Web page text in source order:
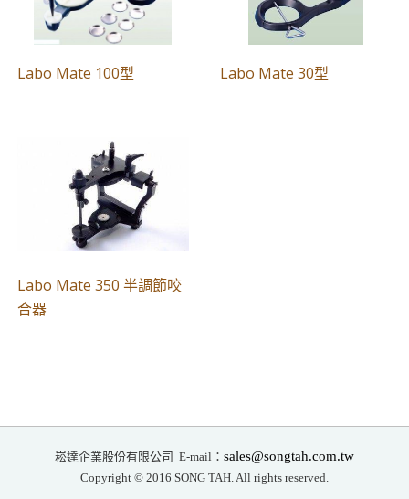
Labo Mate 100型 Labo Mate 30型
Labo Mate 350 半調節咬
合器
崧達企業股份有限公司 E-mail： sales@songtah.com.tw
Copyright © 2016 SONG TAH. All rights reserved.